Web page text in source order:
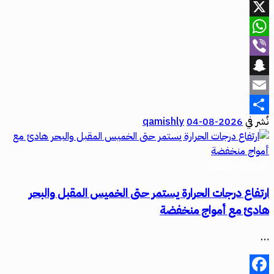
Facebook
X
WhatsApp
Viber
Snapchat
Email
Share
نُشر في2026-08-04
qamishly
ارتفاع درجات الحرارة يستمر حتى الخميس المقبل والبحر
هادئ مع أمواج منخفضة
…